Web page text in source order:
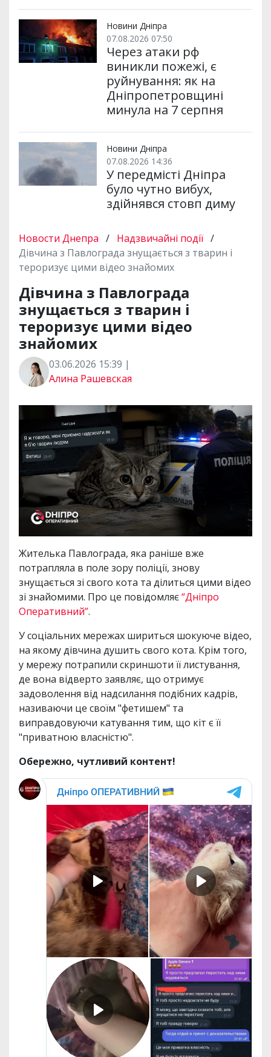
Новини Дніпра
07.08.2026 07:50
Через атаки рф
виникли пожежі, є
руйнування: як на
Дніпропетровщині
минула на 7 серпня
Новини Дніпра
07.08.2026 14:36
У передмісті Дніпра
було чутно вибух,
здійнявся стовп диму
Новости Днепра / Надзвичайні події /
Дівчина з Павлограда знущається з тварин і
тероризує цими відео знайомих
Дівчина з Павлограда
знущається з тварин і
тероризує цими відео
знайомих
03.06.2026 15:39 |
Алина Рашевская
Жителька Павлограда, яка раніше вже
потрапляла в поле зору поліції, знову
знущається зі свого кота та ділиться цими відео
зі знайомими. Про це повідомляє“Дніпро
Оперативний”.
У соціальних мережах шириться шокуюче відео,
на якому дівчина душить свого кота. Крім того,
у мережу потрапили скриншоти її листування,
де вона відверто заявляє, що отримує
задоволення від надсилання подібних кадрів,
називаючи це своїм "фетишем" та
виправдовуючи катування тим, що кіт є її
"приватною власністю".
Обережно, чутливий контент!